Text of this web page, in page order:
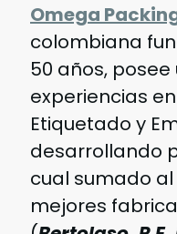
Omega
colombiana
50 años,
experiencias
Etiquetado y
desarrollando
cual sumado
mejores